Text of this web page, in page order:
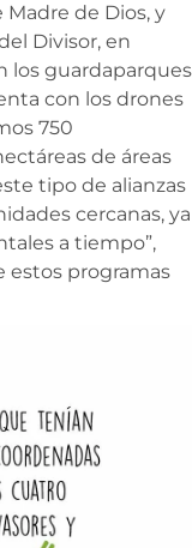
de Dios, y
Divisor, en
los guardaparques
con los drones
750
de áreas
tipo de alianzas
cercanas, ya
a tiempo”,
estos programas